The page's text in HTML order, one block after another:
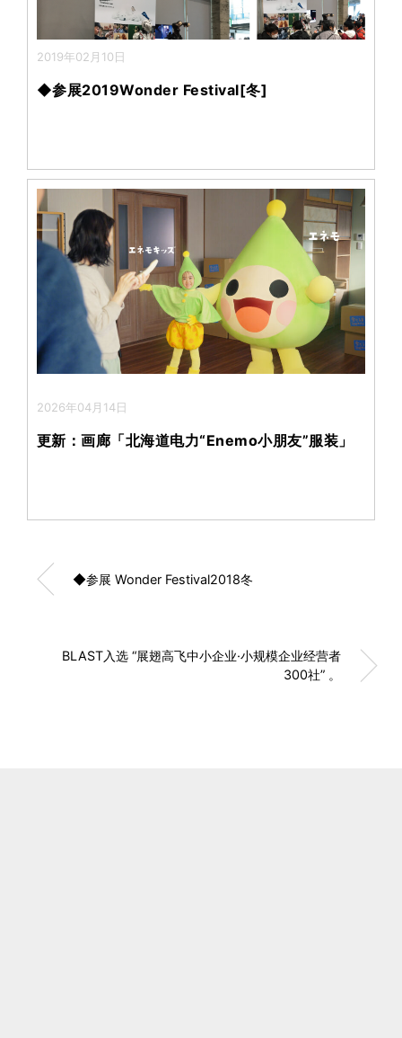
2019年02月10日
◆参展2019Wonder Festival[冬]
2026年04月14日
更新：画廊「北海道电力“Enemo小朋友”服装」
◆参展 Wonder Festival2018冬
BLAST入选 “展翅高飞中小企业·小规模企业经营者
300社” 。